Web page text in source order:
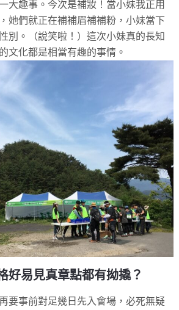
大趣事。今次是補妝！當小妹我正用
她們就正在補補眉補補粉，小妹當下
別。（說笑啦！）這次小妹真的長知
文化都是相當有趣的事情。
好易見真章點都有拗撬？
要事前對足幾日先入會場，必死無疑